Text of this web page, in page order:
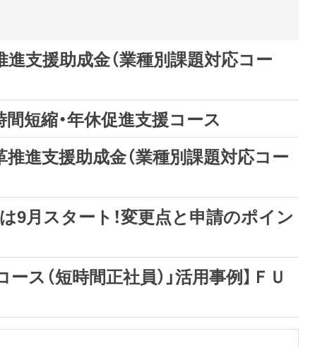
進支援助成金（業種別課題対応コー
間短縮・年休促進支援コース
推進支援助成金（業種別課題対応コー
9月スタート！変更点と申請のポイン
ス（短時間正社員）」活用事例】ＦＵ